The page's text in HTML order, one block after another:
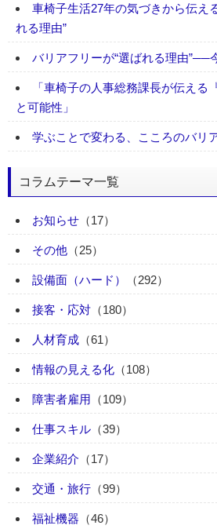
車椅子生活27年の気づきから伝え
れる理由”
バリアフリーが“選ばれる理由”──
「車椅子の人事総務課長が伝える
と可能性」
学ぶことで変わる、こころのバリ
コラムテーマ一覧
お知らせ （17）
その他 （25）
設備面（ハード） （292）
接客・応対 （180）
人材育成 （61）
情報の見える化 （108）
障害者雇用 （109）
仕事スキル （39）
企業紹介 （17）
交通・旅行 （99）
福祉機器 （46）